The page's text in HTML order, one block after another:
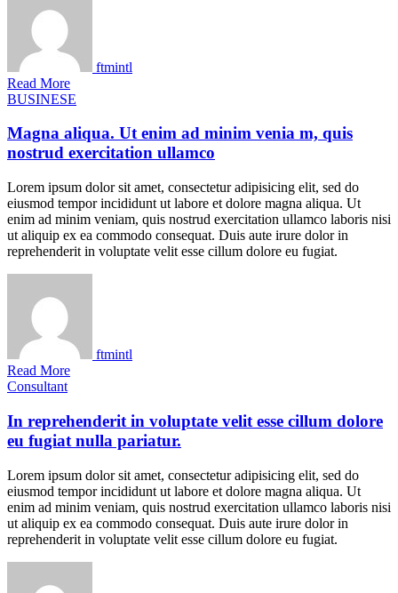
ftmintl
Read More
BUSINESE
Magna aliqua. Ut enim ad minim venia m, quis
nostrud exercitation ullamco
Lorem ipsum dolor sit amet, consectetur adipisicing elit, sed do
eiusmod tempor incididunt ut labore et dolore magna aliqua. Ut
enim ad minim veniam, quis nostrud exercitation ullamco laboris nisi
ut aliquip ex ea commodo consequat. Duis aute irure dolor in
reprehenderit in voluptate velit esse cillum dolore eu fugiat.
ftmintl
Read More
Consultant
In reprehenderit in voluptate velit esse cillum dolore
eu fugiat nulla pariatur.
Lorem ipsum dolor sit amet, consectetur adipisicing elit, sed do
eiusmod tempor incididunt ut labore et dolore magna aliqua. Ut
enim ad minim veniam, quis nostrud exercitation ullamco laboris nisi
ut aliquip ex ea commodo consequat. Duis aute irure dolor in
reprehenderit in voluptate velit esse cillum dolore eu fugiat.